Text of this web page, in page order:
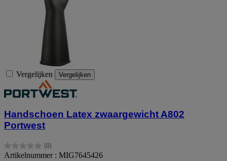
Vergelijken Vergelijken
Handschoen Latex zwaargewicht A802
Portwest
(0)
0.0
van
Artikelnummer : MIG7645426